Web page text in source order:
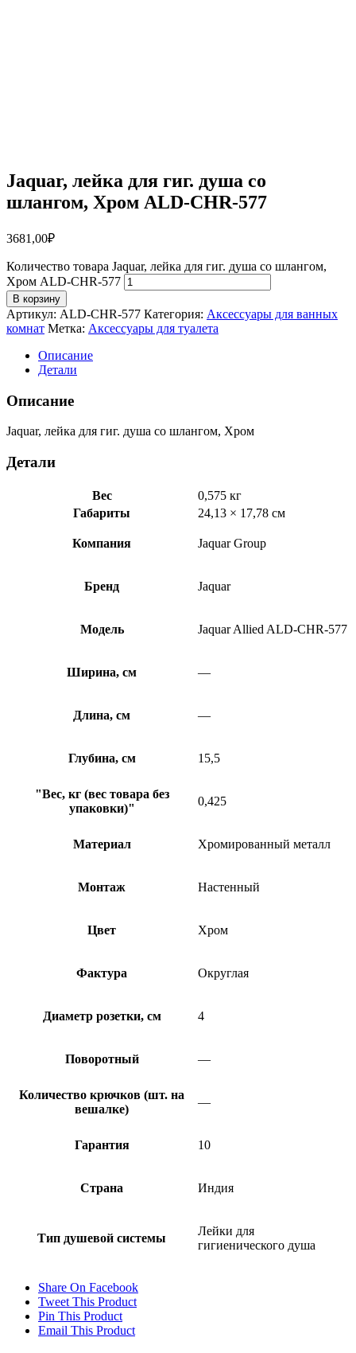
Jaquar, лейка для гиг. душа со
шлангом, Хром ALD-CHR-577
3681,00₽
Количество товара Jaquar, лейка для гиг. душа со шлангом,
Хром ALD-CHR-577
В корзину
Артикул: ALD-CHR-577 Категория: Аксессуары для ванных
комнат Метка: Аксессуары для туалета
Описание
Детали
Описание
Jaquar, лейка для гиг. душа со шлангом, Хром
Детали
Вес
0,575 кг
Габариты
24,13 × 17,78 см
Компания Jaquar Group
Бренд Jaquar
Модель Jaquar Allied ALD-CHR-577
Ширина, см —
Длина, см —
Глубина, см 15,5
"Вес, кг (вес товара без
упаковки)"
0,425
Материал Хромированный металл
Монтаж Настенный
Цвет Хром
Фактура Округлая
Диаметр розетки, см 4
Поворотный —
Количество крючков (шт. на
вешалке)
—
Гарантия 10
Страна Индия
Тип душевой системы
Лейки для
гигиенического душа
Share On Facebook
Tweet This Product
Pin This Product
Email This Product